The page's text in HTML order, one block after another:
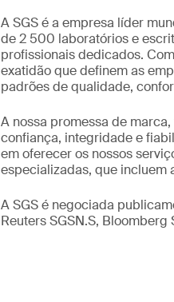
A SGS é a empresa líder
de 2 500 laboratórios e
profissionais dedicados.
exatidão que definem as
padrões de qualidade,
A nossa promessa de
confiança, integridade e
em oferecer os nossos
especializadas, que incluem
A SGS é negociada
Reuters SGSN.S, Bloomberg